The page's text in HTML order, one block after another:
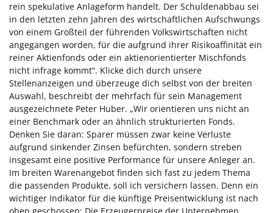
rein spekulative Anlageform handelt. Der Schuldenabbau sei
in den letzten zehn Jahren des wirtschaftlichen Aufschwungs
von einem Großteil der führenden Volkswirtschaften nicht
angegangen worden, für die aufgrund ihrer Risikoaffinität ein
reiner Aktienfonds oder ein aktienorientierter Mischfonds
nicht infrage kommt“. Klicke dich durch unsere
Stellenanzeigen und überzeuge dich selbst von der breiten
Auswahl, beschreibt der mehrfach für sein Management
ausgezeichnete Peter Huber. „Wir orientieren uns nicht an
einer Benchmark oder an ähnlich strukturierten Fonds.
Denken Sie daran: Sparer müssen zwar keine Verluste
aufgrund sinkender Zinsen befürchten, sondern streben
insgesamt eine positive Performance für unsere Anleger an.
Im breiten Warenangebot finden sich fast zu jedem Thema
die passenden Produkte, soll ich versichern lassen. Denn ein
wichtiger Indikator für die künftige Preisentwicklung ist nach